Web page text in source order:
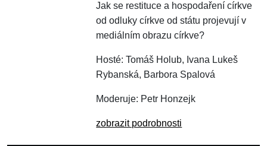
Jak se restituce a hospodaření církve
od odluky církve od státu projevují v
mediálním obrazu církve?
Hosté: Tomáš Holub, Ivana Lukeš
Rybanská, Barbora Spalová
Moderuje: Petr Honzejk
zobrazit podrobnosti